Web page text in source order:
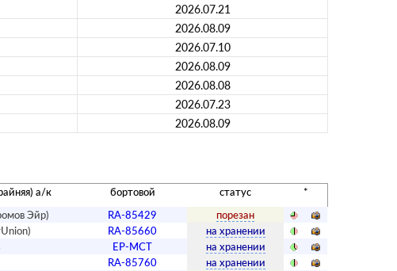
2026.07.21
2026.08.09
2026.07.10
2026.08.09
2026.08.08
2026.07.23
2026.08.09
а/к бортовой статус
*
Эйр) RA-85429
порезан
RA-85660
на хранении
EP-MCT
на хранении
RA-85760
на хранении